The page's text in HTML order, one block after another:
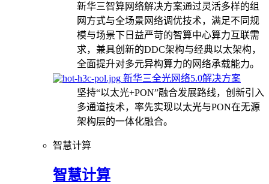
新华三智算网络解决方案通过灵活多样的组
网方式与全场景网络调优技术，满足不同规
模与场景下日益严苛的智算中心算力互联需
求，兼具创新的DDC架构与经典以太架构，
全面提升对多元异构算力的网络承载能力。
新华三全光网络5.0解决方案
坚持“以太光+PON”融合发展路线，创新引入
多通道技术，率先实现以太光与PON在无源
架构层的一体化融合。
智慧计算
智慧计算